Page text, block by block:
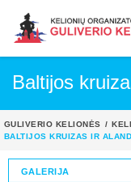
Baltijos
GULIVERIO KELIONĖS
BALTIJOS KRUIZAS IR
GALERIJA